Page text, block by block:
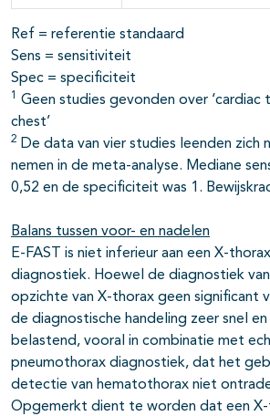
Ref = referentie standaard
Sens = sensitiviteit
Spec = specificiteit
1
Geen studies gevonden over ‘cardiac
chest’
2 De data van vier studies leenden zich
nemen in de meta-analyse. Mediane
0,52 en de specificiteit was 1.
Balans tussen voor- en nadelen
E-FAST is niet inferieur aan een X-
diagnostiek. Hoewel de diagnostiek
opzichte van X-thorax geen significant
de diagnostische handeling zeer snel
belastend, vooral in combinatie met
pneumothorax diagnostiek, dat het
detectie van hematothorax niet
Opgemerkt dient te worden dat een